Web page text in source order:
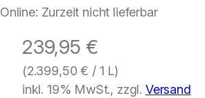
Online: Zurzeit nicht lieferbar
239,95 €
(2.399,50€ / 1 L)
inkl. 19% MwSt., zzgl. Versand